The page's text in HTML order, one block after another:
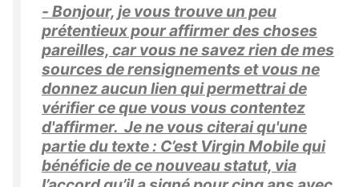
- Bonjour, je vous trouve un peu
prétentieux pour affirmer des choses
pareilles, car vous ne savez rien de mes
sources de rensignements et vous ne
donnez aucun lien qui permettrai de
vérifier ce que vous vous contentez
d'affirmer. Je ne vous citerai qu'une
partie du texte : C’est Virgin Mobile qui
bénéficie de ce nouveau statut, via